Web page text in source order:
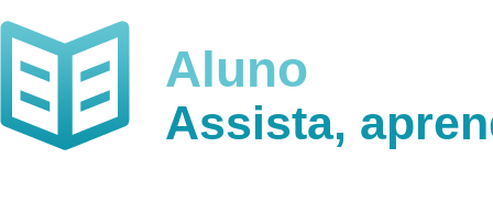
Aluno
Assista,